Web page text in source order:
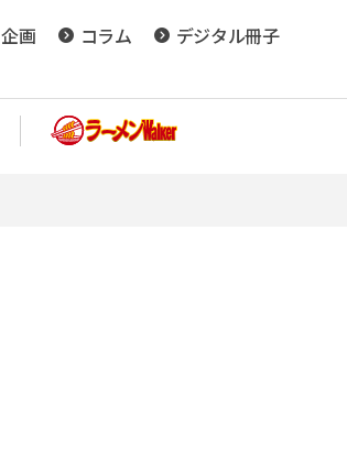
企画 コラム
デジタル冊子